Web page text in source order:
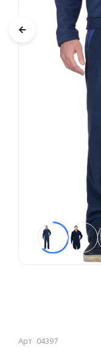
Арт 04397